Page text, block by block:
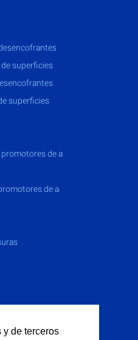
y de terceros
superficies
superficies
de a
de a